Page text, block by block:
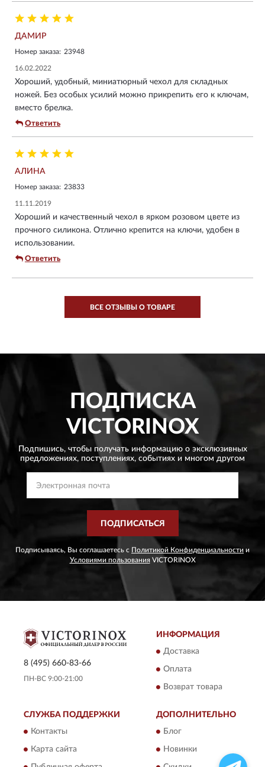
ДАМИР
Номер заказа: 23948
16.02.2022
Хороший, удобный, миниатюрный чехол для складных
ножей. Без особых усилий можно прикрепить его к ключам,
вместо брелка.
Ответить
АЛИНА
Номер заказа: 23833
11.11.2019
Хороший и качественный чехол в ярком розовом цвете из
прочного силикона. Отлично крепится на ключи, удобен в
использовании.
Ответить
ВСЕ ОТЗЫВЫ О ТОВАРЕ
ПОДПИСКА
VICTORINOX
Подпишись, чтобы получать информацию о эксклюзивных
предложениях, поступлениях, событиях и многом другом
ПОДПИСАТЬСЯ
Подписываясь, Вы соглашаетесь с Политикой Конфиденциальности и
Условиями пользованияVICTORINOX
8 (495) 660-83-66
ПН-ВС 9:00-21:00
ИНФОРМАЦИЯ
Доставка
Оплата
Возврат товара
СЛУЖБА ПОДДЕРЖКИ
Контакты
Карта сайта
ДОПОЛНИТЕЛЬНО
Блог
Новинки